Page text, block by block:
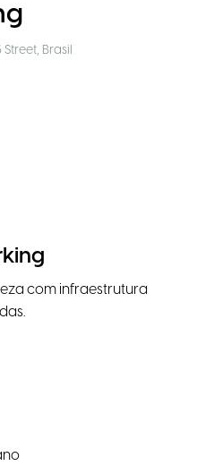
Street, Brasil
com infraestrutura